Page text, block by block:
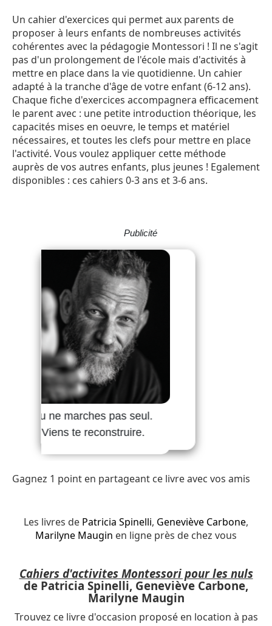
Un cahier d'exercices qui permet aux parents de
proposer à leurs enfants de nombreuses activités
cohérentes avec la pédagogie Montessori ! Il ne s'agit
pas d'un prolongement de l'école mais d'activités à
mettre en place dans la vie quotidienne. Un cahier
adapté à la tranche d'âge de votre enfant (6-12 ans).
Chaque fiche d'exercices accompagnera efficacement
le parent avec : une petite introduction théorique, les
capacités mises en oeuvre, le temps et matériel
nécessaires, et toutes les clefs pour mettre en place
l'activité. Vous voulez appliquer cette méthode
auprès de vos autres enfants, plus jeunes ! Egalement
disponibles : ces cahiers 0-3 ans et 3-6 ans.
Gagnez 1 point en partageant ce livre avec vos amis
Les livres de Patricia Spinelli, Geneviève Carbone,
Marilyne Maugin en ligne près de chez vous
Cahiers d'activites Montessori pour les nuls
de Patricia Spinelli, Geneviève Carbone,
Marilyne Maugin
Trouvez ce livre d'occasion proposé en location à pas